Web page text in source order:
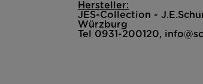
Hersteller:
JES-Collection -
Würzburg
Tel 0931-200120,